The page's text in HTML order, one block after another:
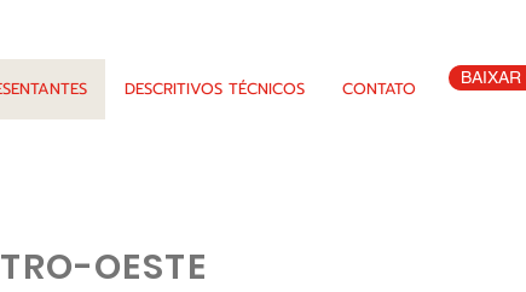
DESCRITIVOS TÉCNICOS CONTATO BAIXAR
OESTE